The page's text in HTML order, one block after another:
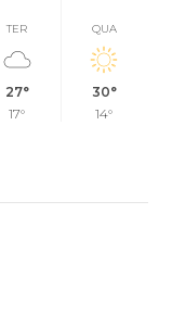
TER
27°
17°
QUA
30°
14°